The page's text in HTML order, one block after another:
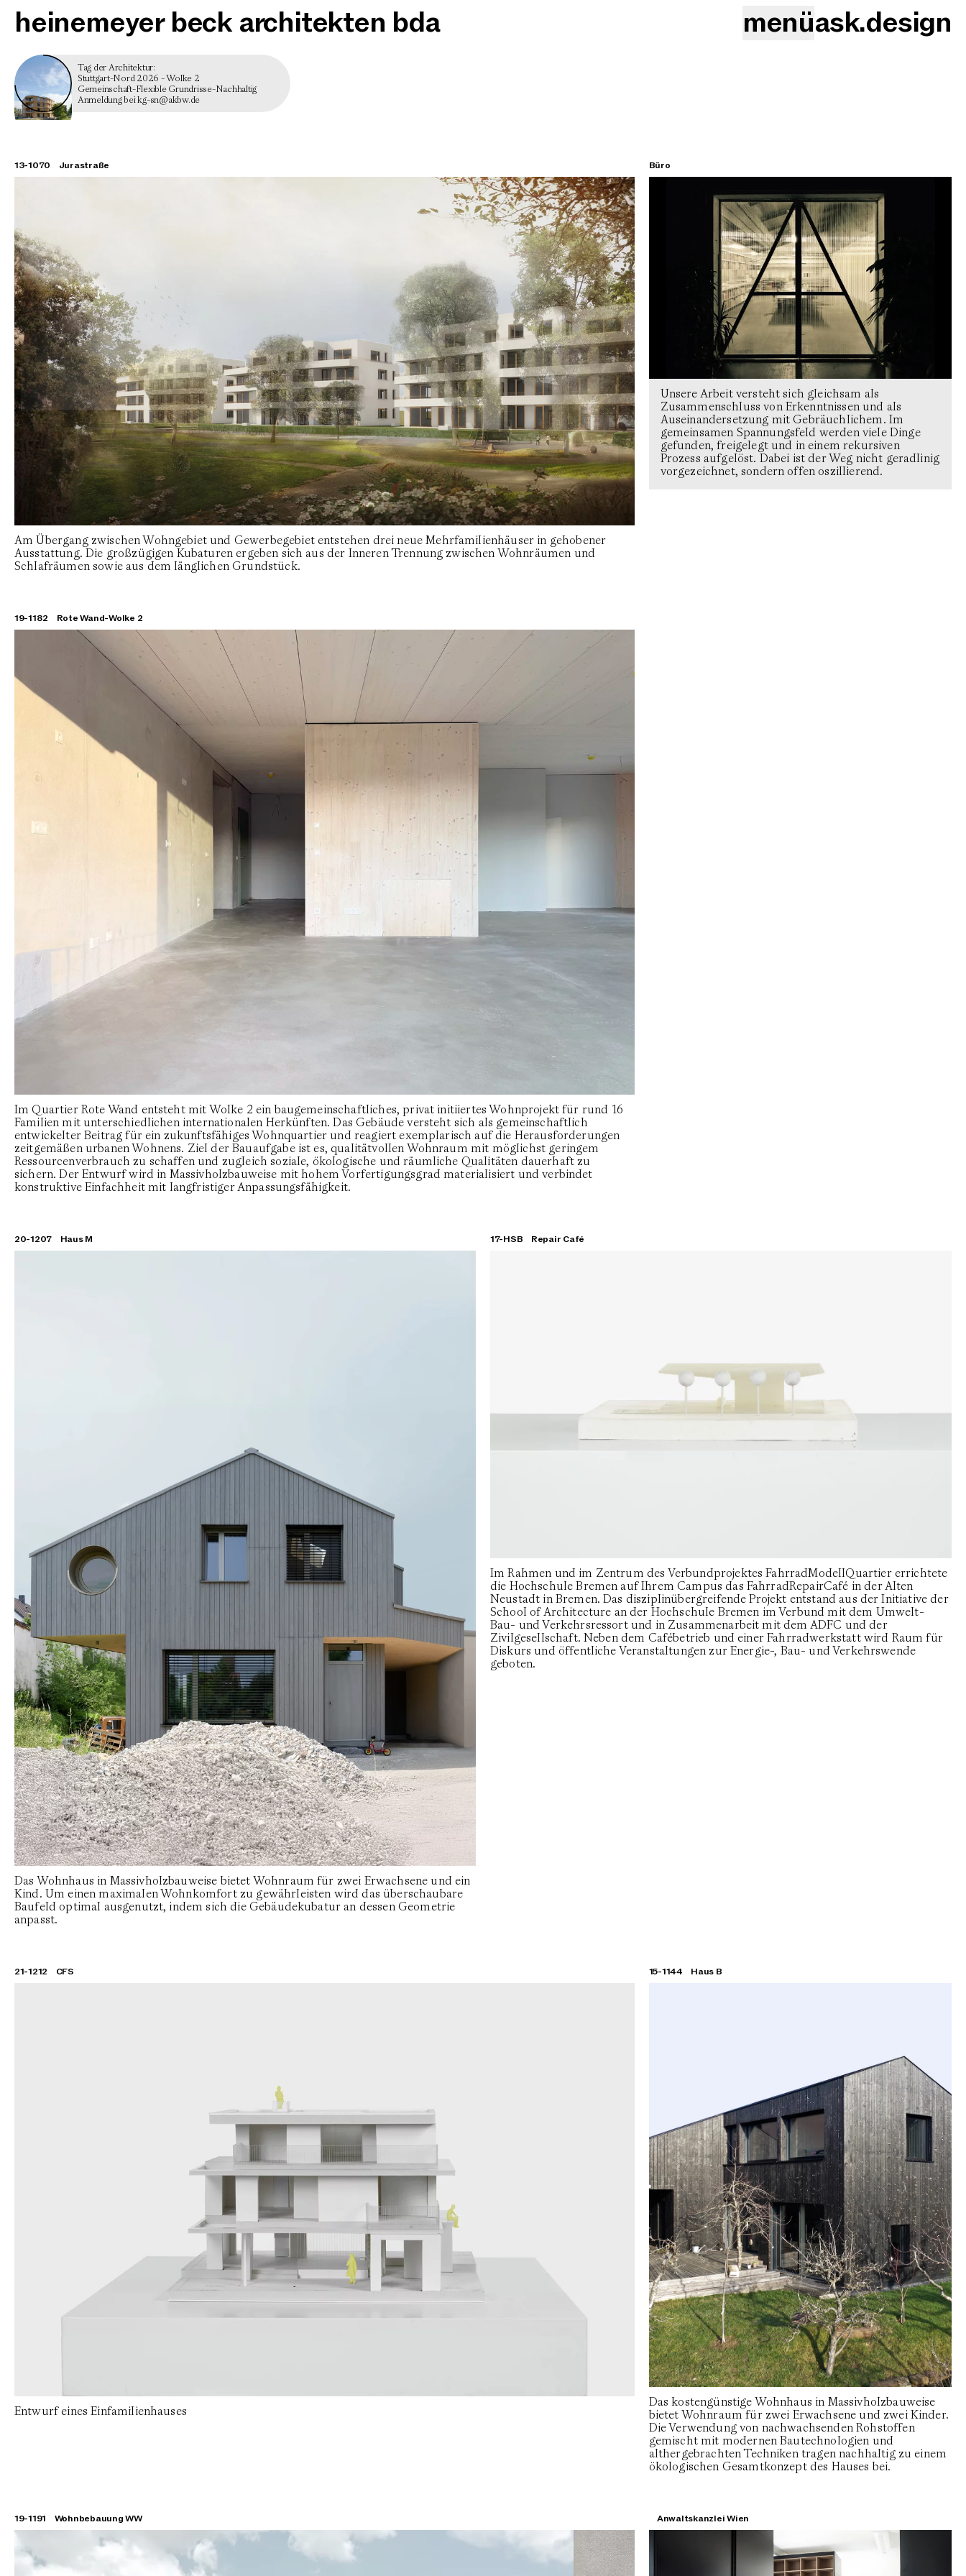
zum
Inhalt
heinemeyer beck architekten bda menüask.design
Tag der Architektur:
Stuttgart-Nord 2026 - Wolke 2
Gemeinschaft-Flexible Grundrisse-Nachhaltig
Anmeldung bei kg-sn@akbw.de
13-1070 Jurastraße
Am Übergang zwischen Wohngebiet und Gewerbegebiet entstehen drei neue Mehrfamilienhäuser in gehobener
Ausstattung. Die großzügigen Kubaturen ergeben sich aus der Inneren Trennung zwischen Wohnräumen und
Schlafräumen sowie aus dem länglichen Grundstück.
Büro
Unsere Arbeit versteht sich gleichsam als
Zusammenschluss von Erkenntnissen und als
Auseinandersetzung mit Gebräuchlichem. Im
gemeinsamen Spannungsfeld werden viele Dinge
gefunden, freigelegt und in einem rekursiven
Prozess aufgelöst. Dabei ist der Weg nicht geradlinig
vorgezeichnet, sondern offen oszillierend.
19-1182 Rote Wand-Wolke 2
Im Quartier Rote Wand entsteht mit Wolke 2 ein baugemeinschaftliches, privat initiiertes Wohnprojekt für rund 16
Familien mit unterschiedlichen internationalen Herkünften. Das Gebäude versteht sich als gemeinschaftlich
entwickelter Beitrag für ein zukunftsfähiges Wohnquartier und reagiert exemplarisch auf die Herausforderungen
zeitgemäßen urbanen Wohnens. Ziel der Bauaufgabe ist es, qualitätvollen Wohnraum mit möglichst geringem
Ressourcenverbrauch zu schaffen und zugleich soziale, ökologische und räumliche Qualitäten dauerhaft zu
sichern. Der Entwurf wird in Massivholzbauweise mit hohem Vorfertigungsgrad materialisiert und verbindet
konstruktive Einfachheit mit langfristiger Anpassungsfähigkeit.
20-1207 Haus M
Das Wohnhaus in Massivholzbauweise bietet Wohnraum für zwei Erwachsene und ein
Kind. Um einen maximalen Wohnkomfort zu gewährleisten wird das überschaubare
Baufeld optimal ausgenutzt, indem sich die Gebäudekubatur an dessen Geometrie
anpasst.
17-HSB Repair Café
Im Rahmen und im Zentrum des Verbundprojektes FahrradModellQuartier errichtete
die Hochschule Bremen auf Ihrem Campus das FahrradRepairCafé in der Alten
Neustadt in Bremen. Das disziplinübergreifende Projekt entstand aus der Initiative der
School of Architecture an der Hochschule Bremen im Verbund mit dem Umwelt-
Bau- und Verkehrsressort und in Zusammenarbeit mit dem ADFC und der
Zivilgesellschaft. Neben dem Cafébetrieb und einer Fahrradwerkstatt wird Raum für
Diskurs und öffentliche Veranstaltungen zur Energie-, Bau- und Verkehrswende
geboten.
21-1212 CFS
Entwurf eines Einfamilienhauses
15-1144 Haus B
Das kostengünstige Wohnhaus in Massivholzbauweise
bietet Wohnraum für zwei Erwachsene und zwei Kinder.
Die Verwendung von nachwachsenden Rohstoffen
gemischt mit modernen Bautechnologien und
althergebrachten Techniken tragen nachhaltig zu einem
ökologischen Gesamtkonzept des Hauses bei.
19-1191 Wohnbebauung WW Anwaltskanzlei Wien